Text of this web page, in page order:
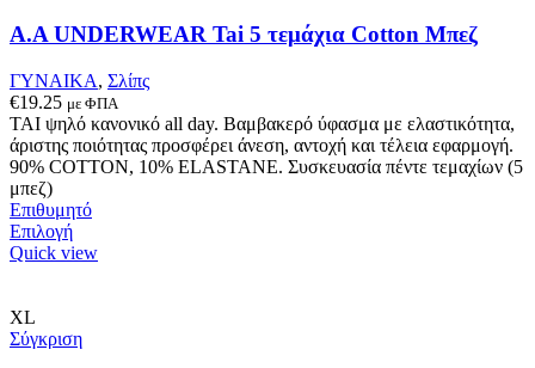
στη
του
προϊόντος
A.A UNDERWEAR Tai 5 τεμάχια Cotton Μπεζ
ΓΥΝΑΙΚΑ, Σλίπς
€19.25 με ΦΠΑ
ΤΑΙ ψηλό κανονικό all day. Βαμβακερό ύφασμα με ελαστικότητα,
άριστης ποιότητας προσφέρει άνεση, αντοχή και τέλεια εφαρμογή.
90% COTTON, 10% ELASTANE. Συσκευασία πέντε τεμαχίων (5
μπεζ)
Επιθυμητό
ΕπιλογήΑυτό
το
παραλλαγές.
Quick view
XL
Σύγκριση